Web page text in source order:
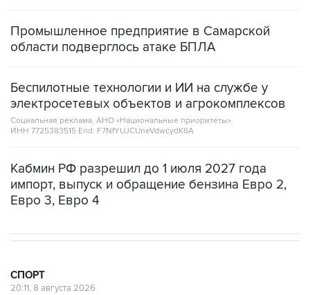
Промышленное предприятие в Самарской
области подверглось атаке БПЛА
Беспилотные технологии и ИИ на службе у
электросетевых объектов и агрокомплексов
Социальная реклама, АНО «Национальные приоритеты».
ИНН 7725383515 Erid: F7NfYUJCUneVdwcydK6A
Кабмин РФ разрешил до 1 июля 2027 года
импорт, выпуск и обращение бензина Евро 2,
Евро 3, Евро 4
СПОРТ
20:11, 8 августа 2026